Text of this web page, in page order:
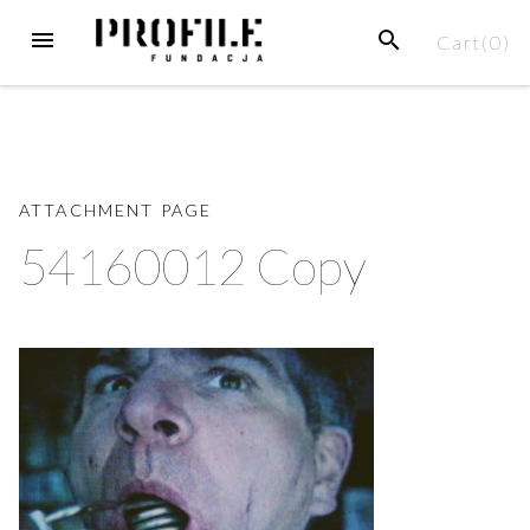
content
MENU Cart(0)
SEARCH
ATTACHMENT PAGE
54160012 Copy